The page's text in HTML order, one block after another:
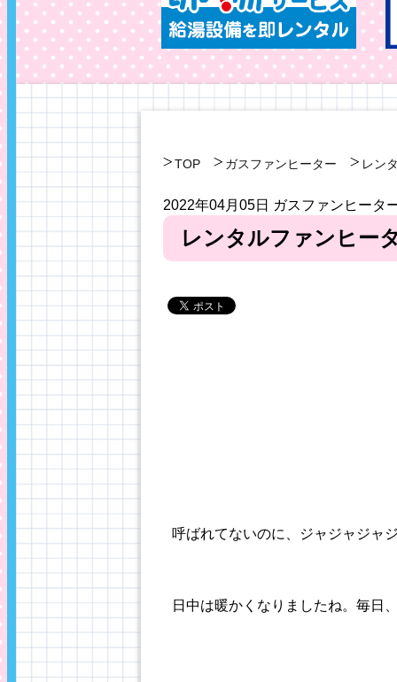
TOP ガスファンヒーター レン
2022年04月05日 ガスファンヒータ
レンタルファンヒー
呼ばれてないのに、ジャジャジャ
日中は暖かくなりましたね。毎日